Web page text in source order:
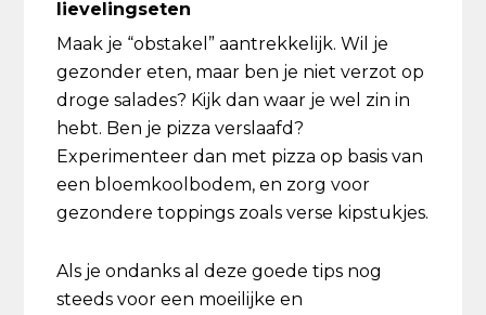
lievelingseten
Maak je “obstakel” aantrekkelijk. Wil je
gezonder eten, maar ben je niet verzot op
droge salades? Kijk dan waar je wel zin in
hebt. Ben je pizza verslaafd?
Experimenteer dan met pizza op basis van
een bloemkoolbodem, en zorg voor
gezondere toppings zoals verse kipstukjes.
Als je ondanks al deze goede tips nog
steeds voor een moeilijke en